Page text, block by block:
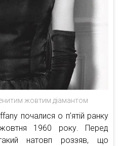
жовтим діамантом
почалися о п’ятій ранку
1960 року. Перед
натовп роззяв, що